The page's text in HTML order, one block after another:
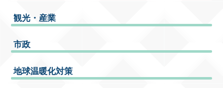
観光・産業
市政
地球温暖化対策